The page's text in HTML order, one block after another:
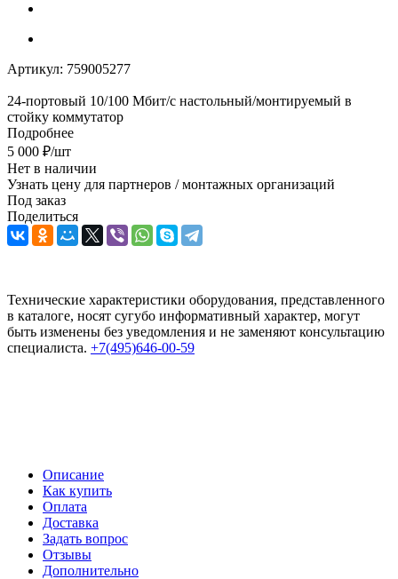
Артикул: 759005277
24-портовый 10/100 Мбит/с настольный/монтируемый в
стойку коммутатор
Подробнее
5 000 ₽/шт
Нет в наличии
Узнать цену для партнеров / монтажных организаций
Под заказ
Поделиться
Технические характеристики оборудования, представленного
в каталоге, носят сугубо информативный характер, могут
быть изменены без уведомления и не заменяют консультацию
специалиста. +7(495)646-00-59
Описание
Как купить
Оплата
Доставка
Задать вопрос
Отзывы
Дополнительно